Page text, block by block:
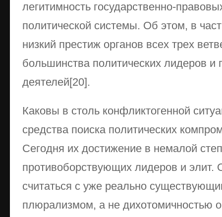
легитимность государственно-
политической системы. Об этом, в
низкий престиж органов всех трех
большинства политических лидеров и
деятелей[20].
Каковы в столь конфликтогенной
средства поиска политических
Сегодня их достижение в немалой
противоборствующих лидеров и элит.
считаться с уже реально
плюрализмом, а не дихотомичностью